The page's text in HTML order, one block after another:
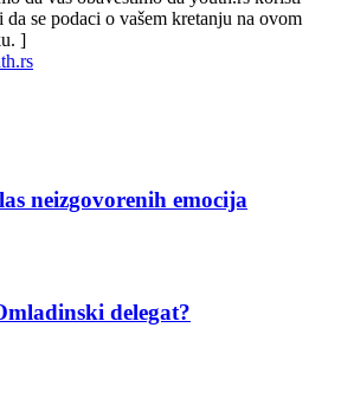
se podaci o vašem kretanju na ovom
]
neizgovorenih emocija
delegat?